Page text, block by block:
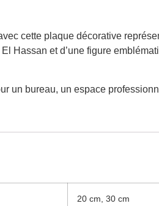
cette plaque décorative
Hassan et d’une figure
un bureau, un espace
20 cm, 30 cm